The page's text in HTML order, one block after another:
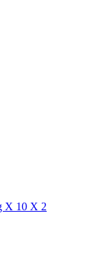
X 10 X 2